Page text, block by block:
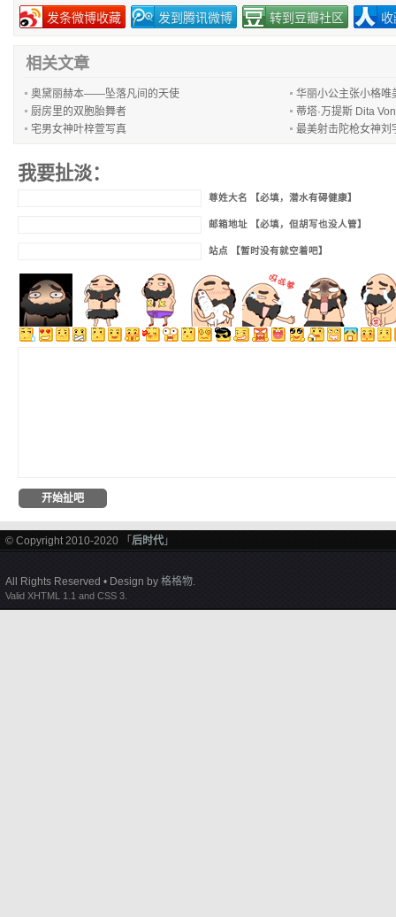
发条微博收藏 发到腾讯微博 转到豆瓣社区
相关文章
奥黛丽赫本——坠落凡间的天使
华丽小公主张小格唯
厨房里的双胞胎舞者
蒂塔·万提斯 Dita
宅男女神叶梓萱写真
最美射击陀枪女神刘
我要扯淡：
尊姓大名 【必填，潜水有碍健康】
邮箱地址 【必填，但胡写也没人管】
站点 【暂时没有就空着吧】
© Copyright 2010-2020 「 后时代 」
All Rights Reserved • Design by 格格物.
Valid XHTML 1.1 and CSS 3.